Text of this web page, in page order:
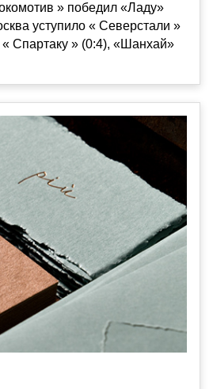
» победил «Ладу»
уступило « Северстали »
Спартаку » (0:4), «Шанхай»